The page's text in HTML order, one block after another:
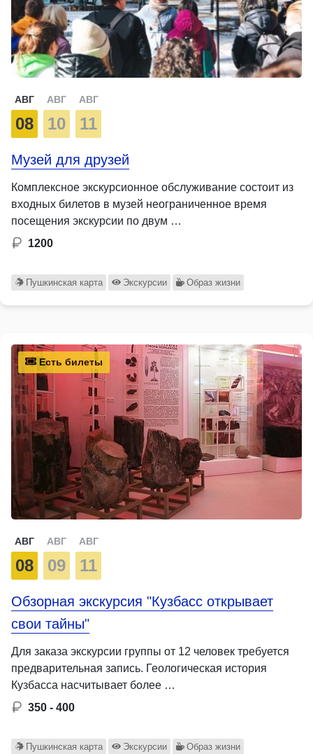
АВГ
08
АВГ
10
АВГ
11
Музей для друзей
Комплексное экскурсионное обслуживание состоит из
входных билетов в музей неограниченное время
посещения экскурсии по двум …
1200
Пушкинская карта Экскурсии Образ жизни
Есть билеты
АВГ
08
АВГ
09
АВГ
11
Обзорная экскурсия "Кузбасс открывает
свои тайны"
Для заказа экскурсии группы от 12 человек требуется
предварительная запись. Геологическая история
Кузбасса насчитывает более …
350 - 400
Пушкинская карта Экскурсии Образ жизни